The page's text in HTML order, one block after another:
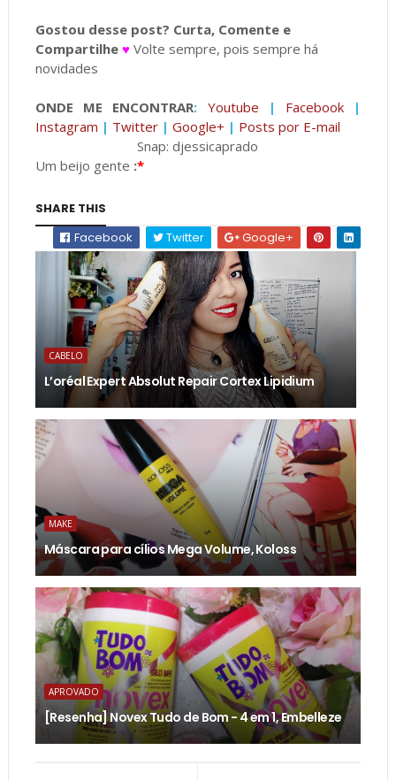
Gostou desse post? Curta, Comente e
Compartilhe ♥ Volte sempre, pois sempre há
novidades
ONDE ME ENCONTRAR: Youtube | Facebook
|
Instagram | Twitter | Google+ | Posts por E-mail
Snap: djessicaprado
Um beijo gente :*
SHARE THIS
Facebook
Twitter Google+
CABELO
L’oréal Expert Absolut Repair Cortex Lipidium
MAKE
Máscara para cílios Mega Volume, Koloss
APROVADO
[Resenha] Novex Tudo de Bom - 4 em 1, Embelleze